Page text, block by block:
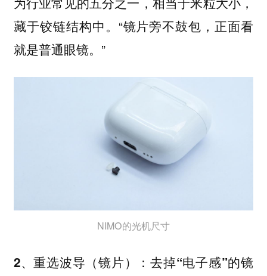
藏于铰链结构中。“镜片旁不鼓包，正面看
就是普通眼镜。”
NIMO的光机尺寸
2、重选波导（镜片）：去掉“电子感”的镜